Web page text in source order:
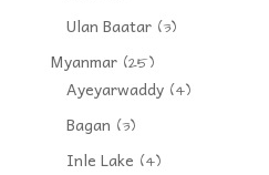
Ulan Baatar(3)
Myanmar(25)
Ayeyarwaddy(4)
Bagan (3)
Inle Lake (4)